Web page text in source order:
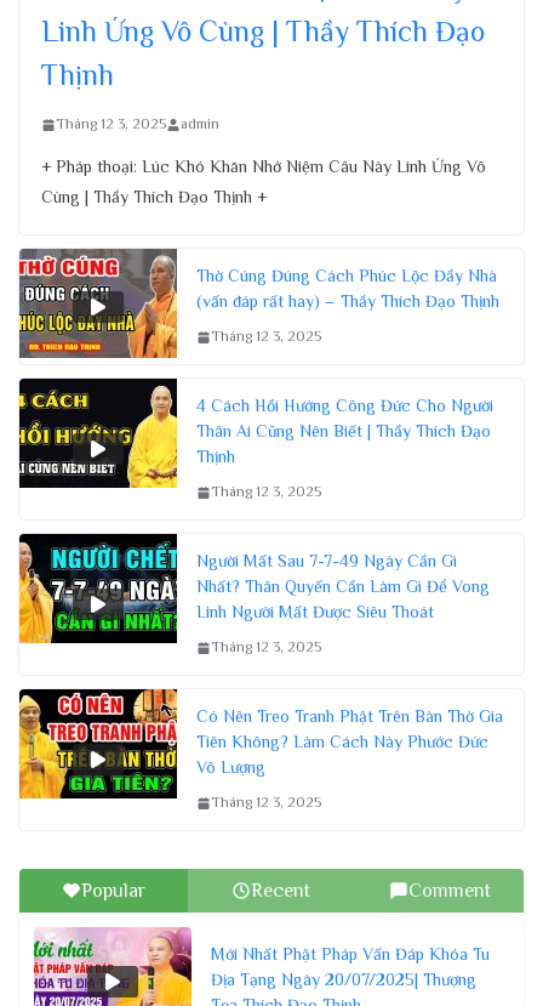
Linh Ứng Vô Cùng | Thầy Thích Đạo
Thịnh
Tháng 12 3, 2025 admin
+ Pháp thoại: Lúc Khó Khăn Nhớ Niệm Câu Này Linh Ứng Vô
Cùng | Thầy Thích Đạo Thịnh +
Thờ Cúng Đúng Cách Phúc Lộc Đầy Nhà
(vấn đáp rất hay) – Thầy Thích Đạo Thịnh
Tháng 12 3, 2025
4 Cách Hồi Hướng Công Đức Cho Người
Thân Ai Cũng Nên Biết | Thầy Thích Đạo
Thịnh
Tháng 12 3, 2025
Người Mất Sau 7-7-49 Ngày Cần Gì
Nhất? Thân Quyến Cần Làm Gì Để Vong
Linh Người Mất Được Siêu Thoát
Tháng 12 3, 2025
Có Nên Treo Tranh Phật Trên Bàn Thờ Gia
Tiên Không? Làm Cách Này Phước Đức
Vô Lượng
Tháng 12 3, 2025
Popular Recent Comment
Mới Nhất Phật Pháp Vấn Đáp Khóa Tu
Địa Tạng Ngày 20/07/2025| Thượng